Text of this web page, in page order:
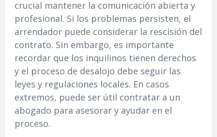
crucial mantener la comunicación abierta y
profesional. Si los problemas persisten, el
arrendador puede considerar la rescisión del
contrato. Sin embargo, es importante
recordar que los inquilinos tienen derechos
y el proceso de desalojo debe seguir las
leyes y regulaciones locales. En casos
extremos, puede ser útil contratar a un
abogado para asesorar y ayudar en el
proceso.